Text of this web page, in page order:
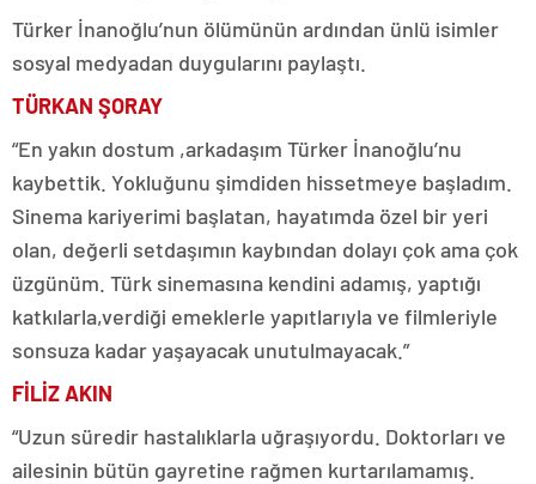
Türker İnanoğlu’nun ölümünün ardından ünlü isimler
sosyal medyadan duygularını paylaştı.
TÜRKAN ŞORAY
“En yakın dostum ,arkadaşım Türker İnanoğlu’nu
kaybettik. Yokluğunu şimdiden hissetmeye başladım.
Sinema kariyerimi başlatan, hayatımda özel bir yeri
olan, değerli setdaşımın kaybından dolayı çok ama çok
üzgünüm. Türk sinemasına kendini adamış, yaptığı
katkılarla,verdiği emeklerle yapıtlarıyla ve filmleriyle
sonsuza kadar yaşayacak unutulmayacak.”
FİLİZ AKIN
“Uzun süredir hastalıklarla uğraşıyordu. Doktorları ve
ailesinin bütün gayretine rağmen kurtarılamamış.